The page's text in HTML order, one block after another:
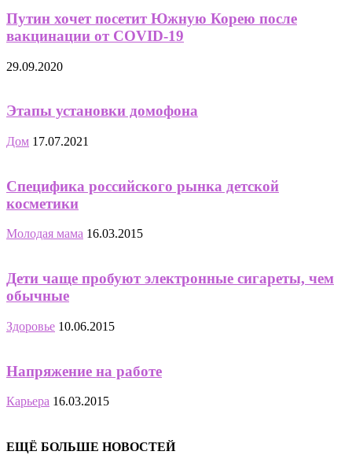
Путин хочет посетит Южную Корею после
вакцинации от COVID-19
29.09.2020
Этапы установки домофона
Дом 17.07.2021
Специфика российского рынка детской
косметики
Молодая мама 16.03.2015
Дети чаще пробуют электронные сигареты, чем
обычные
Здоровье 10.06.2015
Напряжение на работе
Карьера 16.03.2015
ЕЩЁ БОЛЬШЕ НОВОСТЕЙ